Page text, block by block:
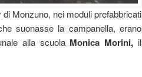
Monzuno, nei moduli prefabbricati
suonasse la campanella, erano
alla scuola Monica Morini, il